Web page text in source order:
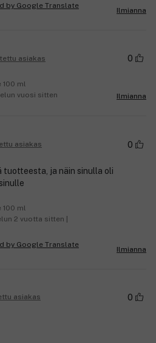
Ilmianna
asiakas 0
100 ml
vuosi sitten
Ilmianna
asiakas 0
ja näin sinulla oli
100 ml
2 vuotta sitten |
Ilmianna
asiakas 0